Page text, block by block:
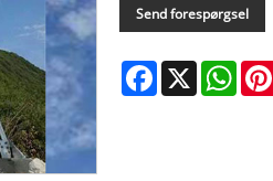
Send forespørgsel
Facebook
X